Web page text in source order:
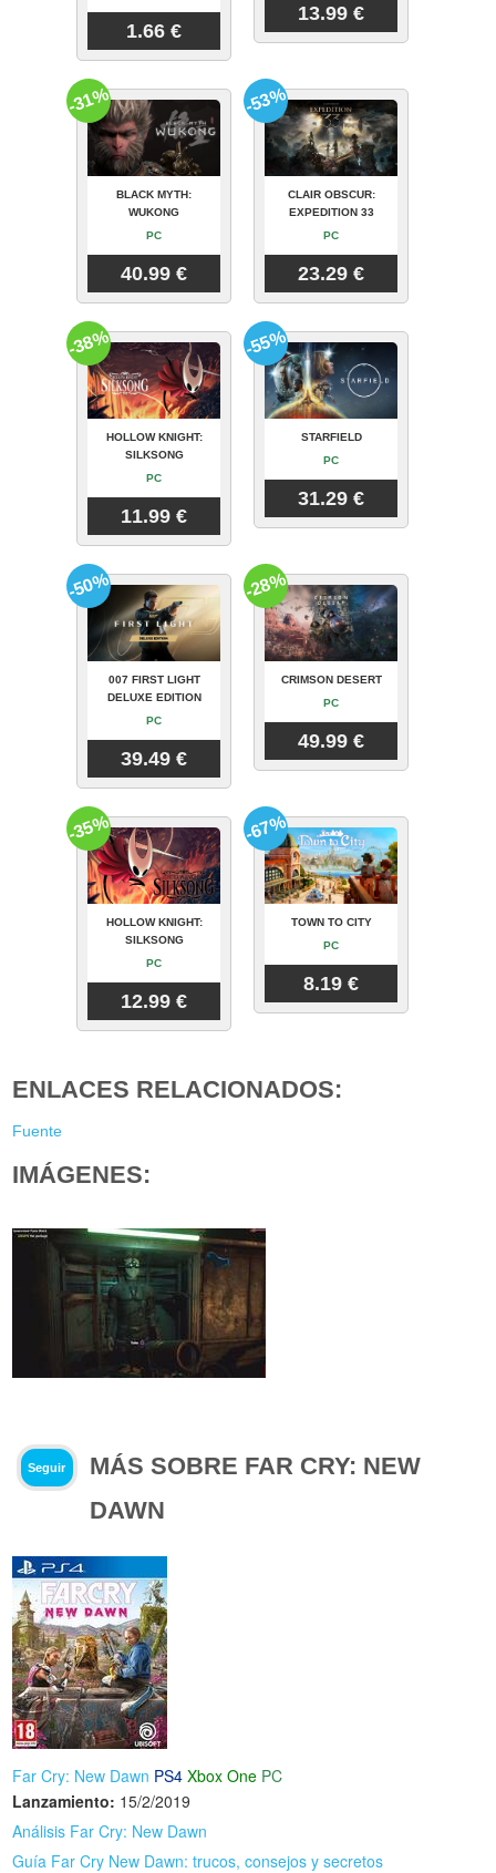
1.66 €
13.99 €
BLACK MYTH:
WUKONG
PC
40.99 €
-31%
CLAIR OBSCUR:
EXPEDITION 33
PC
23.29 €
-53%
HOLLOW KNIGHT:
SILKSONG
PC
11.99 €
-38%
STARFIELD
PC
31.29 €
-55%
007 FIRST LIGHT
DELUXE EDITION
PC
39.49 €
-50%
CRIMSON DESERT
PC
49.99 €
-28%
HOLLOW KNIGHT:
SILKSONG
PC
12.99 €
-35%
TOWN TO CITY
PC
8.19 €
-67%
ENLACES RELACIONADOS:
Fuente
IMÁGENES:
Seguir
MÁS SOBRE FAR CRY: NEW
DAWN
Far Cry: New Dawn PS4 Xbox One PC
Lanzamiento: 15/2/2019
Análisis Far Cry: New Dawn
Guía Far Cry New Dawn: trucos, consejos y secretos